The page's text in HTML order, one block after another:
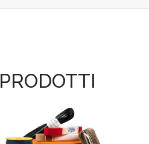
PRODOTTI